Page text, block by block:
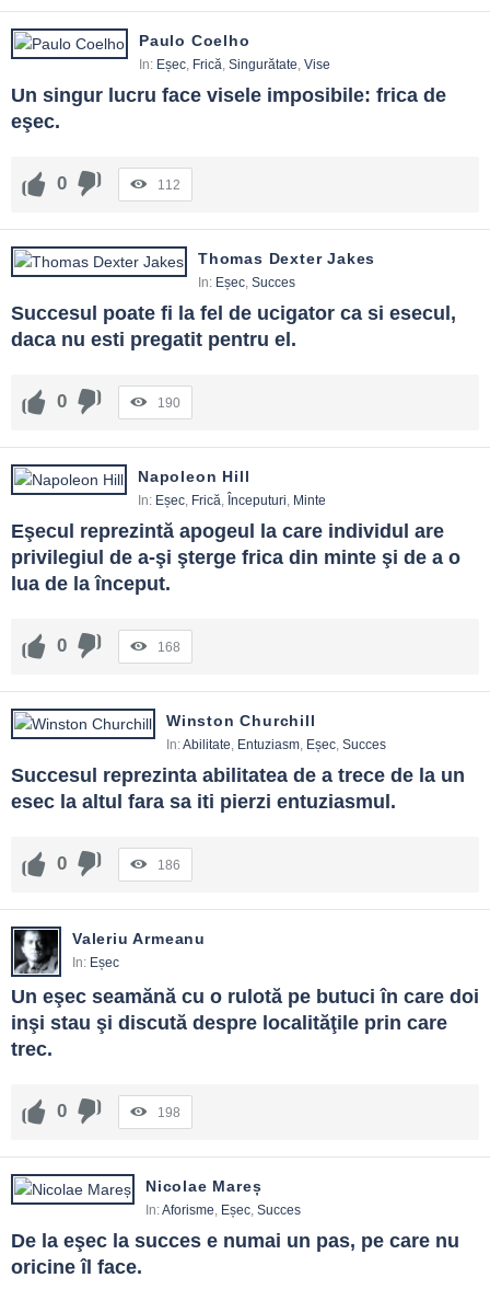
Paulo Coelho
In: Eșec, Frică, Singurătate, Vise
Un singur lucru face visele imposibile: frica de
eşec.
0 112
Thomas Dexter Jakes
In: Eșec, Succes
Succesul poate fi la fel de ucigator ca si esecul,
daca nu esti pregatit pentru el.
0 190
Napoleon Hill
In: Eșec, Frică, Începuturi, Minte
Eşecul reprezintă apogeul la care individul are
privilegiul de a-şi şterge frica din minte şi de a o
lua de la început.
0 168
Winston Churchill
In:Abilitate, Entuziasm, Eșec, Succes
Succesul reprezinta abilitatea de a trece de la un
esec la altul fara sa iti pierzi entuziasmul.
0 186
Valeriu Armeanu
In: Eșec
Un eşec seamănă cu o rulotă pe butuci în care doi
inşi stau şi discută despre localităţile prin care
trec.
0 198
Nicolae Mareș
In:Aforisme, Eșec, Succes
De la eşec la succes e numai un pas, pe care nu
oricine îl face.